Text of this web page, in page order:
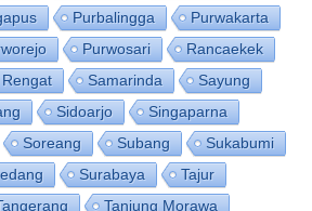
Purbalingga
Purwakarta
Purwosari
Rancaekek
Rengat Samarinda
Sayung
Sidoarjo
Singaparna
Soreang Subang
Sukabumi
Surabaya
Tajur
Tanjung Morawa